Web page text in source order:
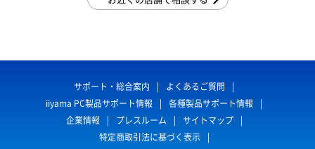
サポート・総合案内
よくあるご質問
iiyama PC製品サポート情報
各種製品サポート情報
企業情報
プレスルーム
サイトマップ
特定商取引法に基づく表示